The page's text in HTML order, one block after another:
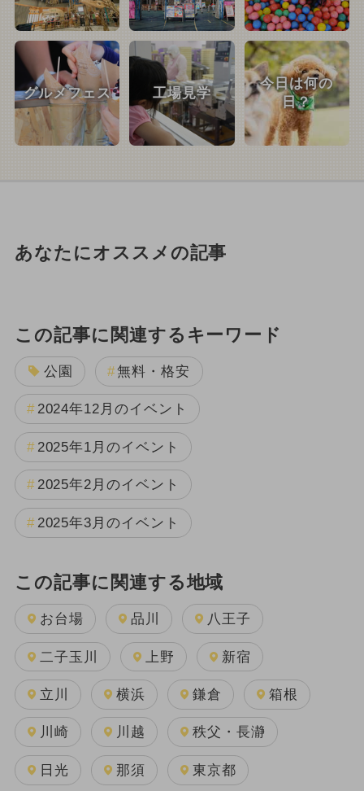
グルメフェス 工場見学
今日は何の
日？
あなたにオススメの記事
この記事に関連するキーワード
公園 無料・格安
2024年12月のイベント
2025年1月のイベント
2025年2月のイベント
2025年3月のイベント
この記事に関連する地域
お台場 品川 八王子
二子玉川 上野 新宿
立川 横浜 鎌倉 箱根
川崎 川越 秩父・長瀞
日光 那須 東京都